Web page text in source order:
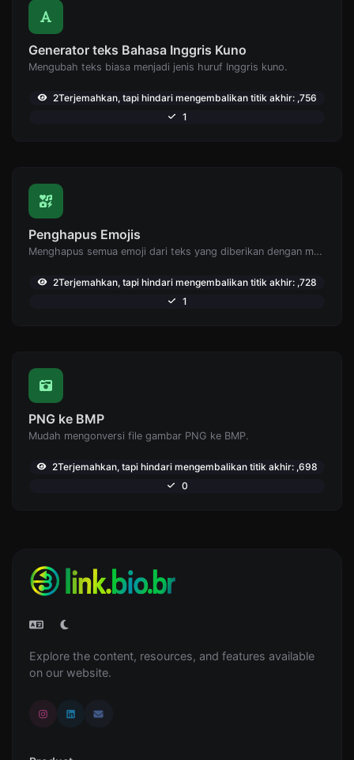
Generator teks Bahasa Inggris Kuno
Mengubah teks biasa menjadi jenis huruf Inggris kuno.
2Terjemahkan, tapi hindari mengembalikan titik akhir: ,756
1
Penghapus Emojis
Menghapus semua emoji dari teks yang diberikan dengan mudah.
2Terjemahkan, tapi hindari mengembalikan titik akhir: ,728
1
PNG ke BMP
Mudah mengonversi file gambar PNG ke BMP.
2Terjemahkan, tapi hindari mengembalikan titik akhir: ,698
0
Explore the content, resources, and features available
on our website.